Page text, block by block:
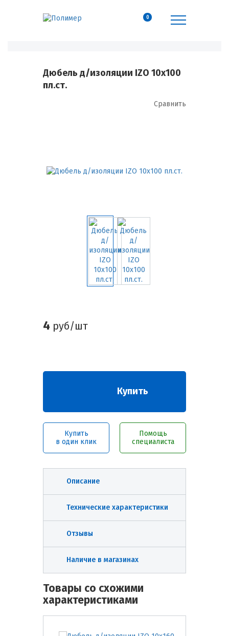
0
Дюбель д/изоляции IZO 10х100
пл.ст.
Сравнить
4 руб/шт
Купить
Купить
в один клик
Помощь
специалиста
Описание
Технические характеристики
Отзывы
Наличие в магазинах
Товары со схожими
характеристиками